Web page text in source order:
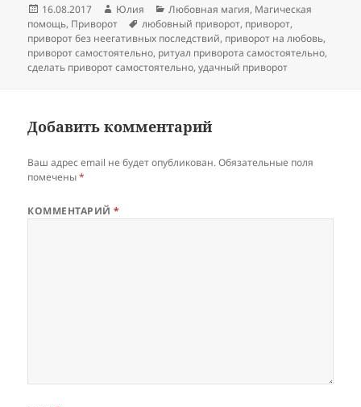
Опубликовано
16.08.2017 Автор
Юлия Рубрики
Любовная магия, Магическая
помощь, Приворот Метки
любовный приворот, приворот,
приворот без неегативных последствий, приворот на любовь,
приворот самостоятельно, ритуал приворота самостоятельно,
сделать приворот самостоятельно,удачный приворот
Добавить комментарий
Ваш адрес email не будет опубликован. Обязательные поля
помечены*
КОММЕНТАРИЙ*